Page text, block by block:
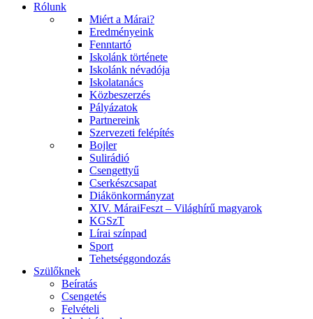
Rólunk
Miért a Márai?
Eredményeink
Fenntartó
Iskolánk története
Iskolánk névadója
Iskolatanács
Közbeszerzés
Pályázatok
Partnereink
Szervezeti felépítés
Bojler
Sulirádió
Csengettyű
Cserkészcsapat
Diákönkormányzat
XIV. MáraiFeszt – Világhírű magyarok
KGSzT
Lírai színpad
Sport
Tehetséggondozás
Szülőknek
Beíratás
Csengetés
Felvételi